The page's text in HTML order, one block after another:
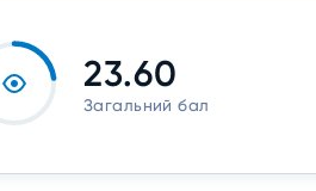
23.60
Загальний бал